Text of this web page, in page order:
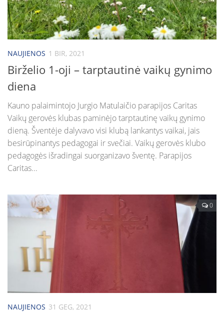
NAUJIENOS 1 BIR, 2021
Birželio 1-oji – tarptautinė vaikų gynimo
diena
Kauno palaimintojo Jurgio Matulaičio parapijos Caritas
Vaikų gerovės klubas paminėjo tarptautinę vaikų gynimo
dieną. Šventėje dalyvavo visi klubą lankantys vaikai, jais
besirūpinantys pedagogai ir svečiai. Vaikų gerovės klubo
pedagogės išradingai suorganizavo šventę. Parapijos
Caritas...
0
NAUJIENOS 31 GEG, 2021